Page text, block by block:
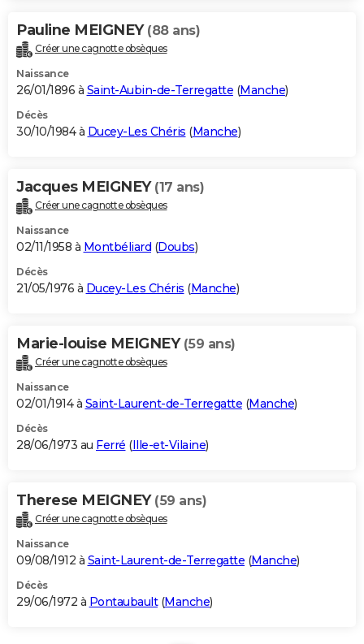
Pauline MEIGNEY (88 ans)
Créer une cagnotte obsèques
Naissance
26/01/1896 à Saint-Aubin-de-Terregatte (Manche)
Décès
30/10/1984 à Ducey-Les Chéris (Manche)
Jacques MEIGNEY (17 ans)
Créer une cagnotte obsèques
Naissance
02/11/1958 à Montbéliard (Doubs)
Décès
21/05/1976 à Ducey-Les Chéris (Manche)
Marie-louise MEIGNEY (59 ans)
Créer une cagnotte obsèques
Naissance
02/01/1914 à Saint-Laurent-de-Terregatte (Manche)
Décès
28/06/1973 au Ferré (Ille-et-Vilaine)
Therese MEIGNEY (59 ans)
Créer une cagnotte obsèques
Naissance
09/08/1912 à Saint-Laurent-de-Terregatte (Manche)
Décès
29/06/1972 à Pontaubault(Manche)